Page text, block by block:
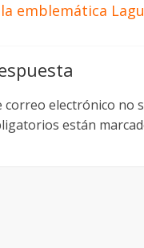
emblemática
correo electrónico no
están